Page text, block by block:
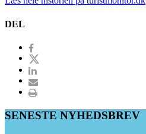
DEL
SENESTE NYHEDSBREV